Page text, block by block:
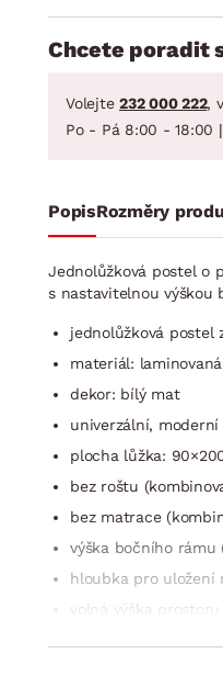
Chcete poradit
Volejte 232 000 222,
Po - Pá 8:00 - 18:00
PopisRozměry
Jednolůžková postel o
s nastavitelnou výškou
jednolůžková postel
materiál:
dekor: bílý mat
univerzální,
plocha lůžka:
bez roštu
bez matrace
výška bočního
hloubka pro uložení
volná výška